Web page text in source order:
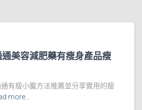
美容減肥藥有瘦身產品瘦
有瘦小腹方法推薦並分享實用的瘦
more…